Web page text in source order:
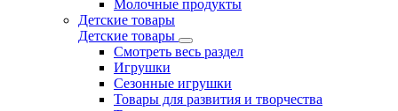
Молочные продукты
Детские товары
Детские товары
Смотреть весь раздел
Игрушки
Сезонные игрушки
Товары для развития и творчества